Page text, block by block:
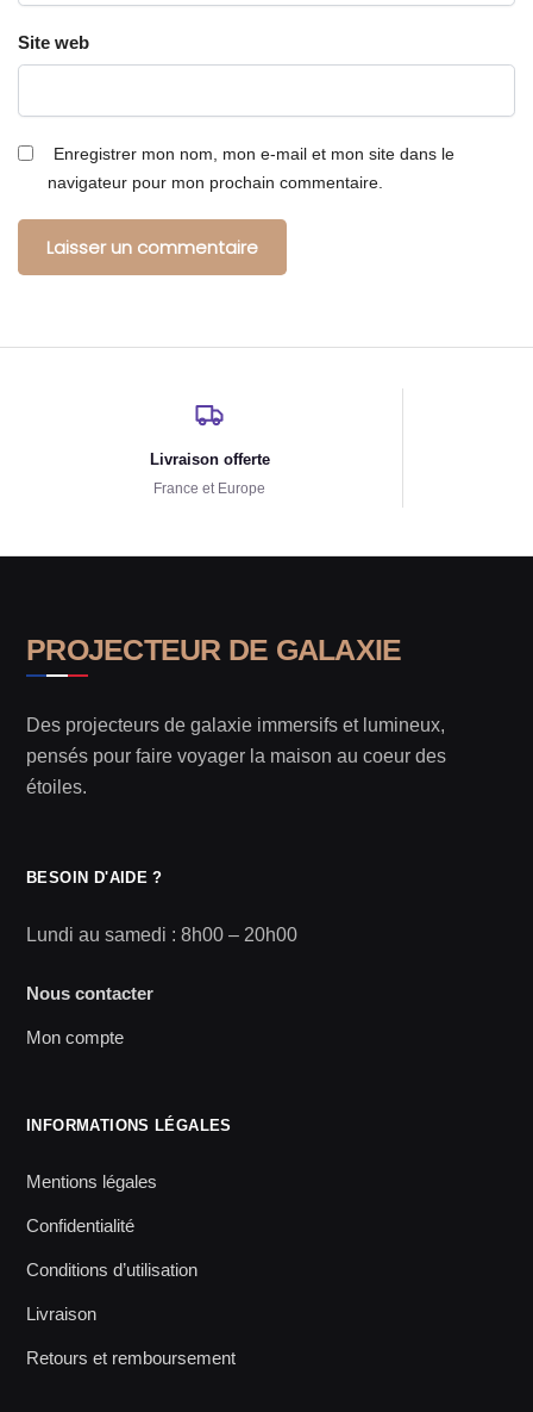
Site web
Enregistrer mon nom, mon e-mail et mon site dans le
navigateur pour mon prochain commentaire.
Livraison offerte
France et Europe
PROJECTEUR DE GALAXIE
Des projecteurs de galaxie immersifs et lumineux,
pensés pour faire voyager la maison au coeur des
étoiles.
BESOIN D'AIDE ?
Lundi au samedi : 8h00 – 20h00
Nous contacter
Mon compte
INFORMATIONS LÉGALES
Mentions légales
Confidentialité
Conditions d’utilisation
Livraison
Retours et remboursement